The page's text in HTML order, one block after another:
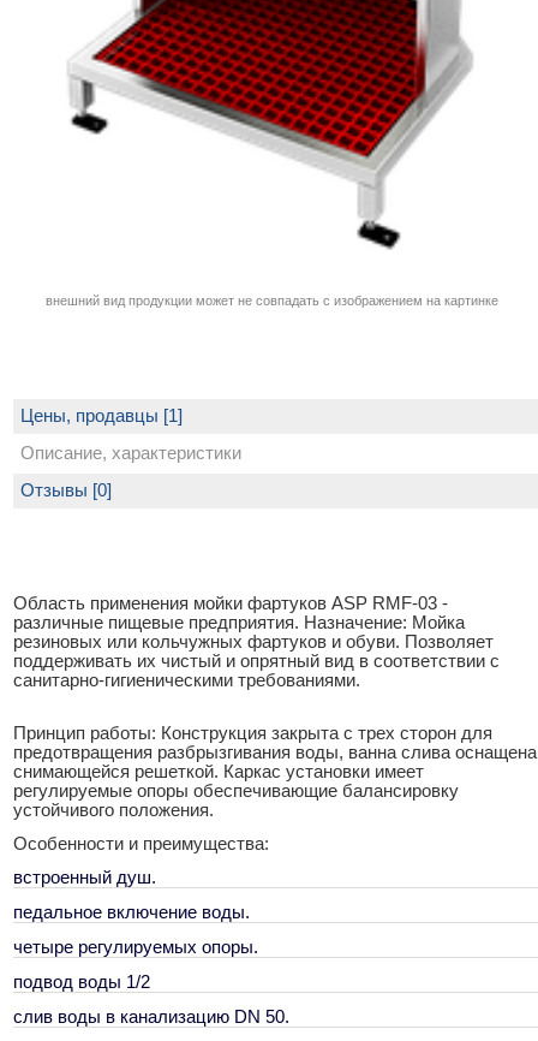
внешний вид продукции может не совпадать с изображением на картинке
Цены, продавцы [1]
Описание, характеристики
Область применения мойки фартуков ASP RMF-03 -
различные пищевые предприятия. Назначение: Мойка
резиновых или кольчужных фартуков и обуви. Позволяет
поддерживать их чистый и опрятный вид в соответствии с
санитарно-гигиеническими требованиями.
Принцип работы: Конструкция закрыта с трех сторон для
предотвращения разбрызгивания воды, ванна слива оснащена
снимающейся решеткой. Каркас установки имеет
регулируемые опоры обеспечивающие балансировку
устойчивого положения.
Особенности и преимущества:
встроенный душ.
педальное включение воды.
четыре регулируемых опоры.
подвод воды 1/2
слив воды в канализацию DN 50.
Отзывы [0]